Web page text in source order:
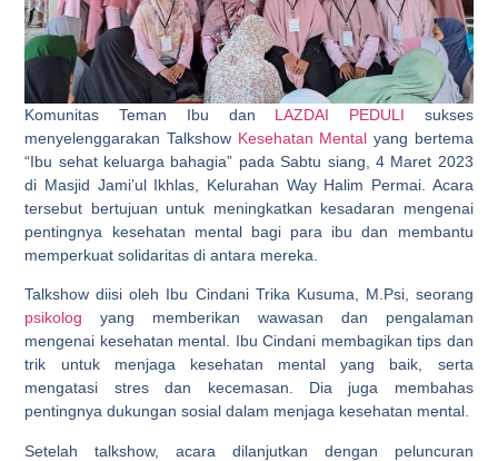
Komunitas Teman Ibu dan LAZDAI PEDULI sukses
menyelenggarakan Talkshow Kesehatan Mental yang bertema
“Ibu sehat keluarga bahagia” pada Sabtu siang, 4 Maret 2023
di Masjid Jami’ul Ikhlas, Kelurahan Way Halim Permai. Acara
tersebut bertujuan untuk meningkatkan kesadaran mengenai
pentingnya kesehatan mental bagi para ibu dan membantu
memperkuat solidaritas di antara mereka.
Talkshow diisi oleh Ibu Cindani Trika Kusuma, M.Psi, seorang
psikolog yang memberikan wawasan dan pengalaman
mengenai kesehatan mental. Ibu Cindani membagikan tips dan
trik untuk menjaga kesehatan mental yang baik, serta
mengatasi stres dan kecemasan. Dia juga membahas
pentingnya dukungan sosial dalam menjaga kesehatan mental.
Setelah talkshow, acara dilanjutkan dengan peluncuran